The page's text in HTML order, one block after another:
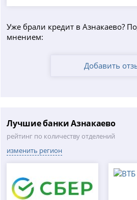
Уже брали кредит в Азнакаево?
мнением:
Добавить
Лучшие банки Азнакаево
рейтинг по количеству отделений
изменить регион